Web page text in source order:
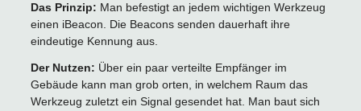
Das Prinzip: Man befestigt an jedem wichtigen Werkzeug
einen iBeacon. Die Beacons senden dauerhaft ihre
eindeutige Kennung aus.
Der Nutzen: Über ein paar verteilte Empfänger im
Gebäude kann man grob orten, in welchem Raum das
Werkzeug zuletzt ein Signal gesendet hat. Man baut sich